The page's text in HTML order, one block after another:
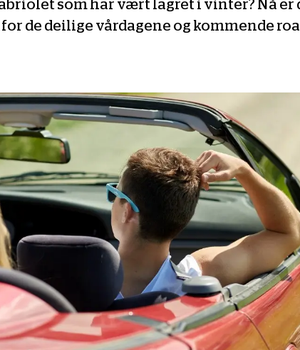
som har vært lagret i vinter? Nå er
de deilige vårdagene og kommende